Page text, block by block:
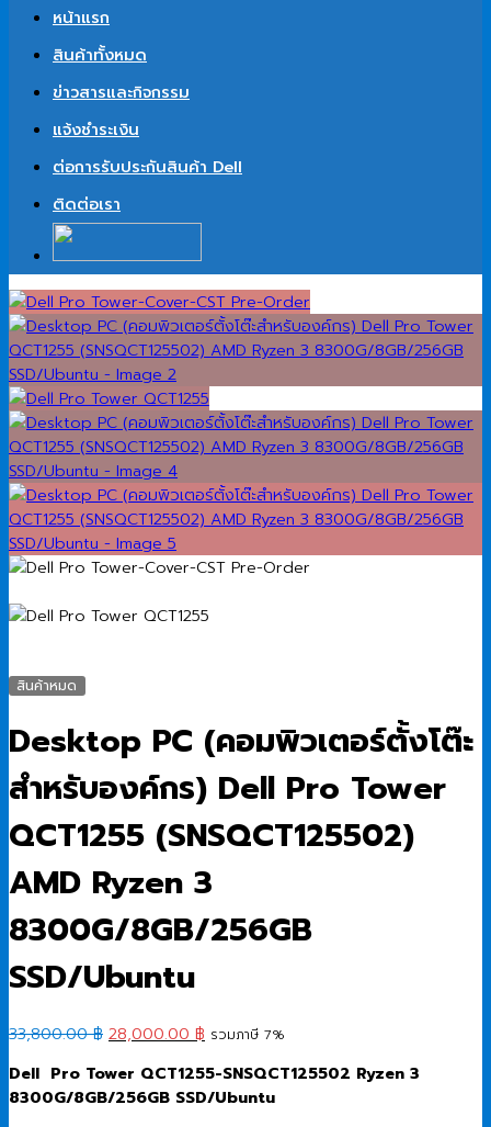
หน้าแรก
สินค้าทั้งหมด
ข่าวสารและกิจกรรม
แจ้งชำระเงิน
ต่อการรับประกันสินค้า Dell
ติดต่อเรา
สินค้าหมด
Desktop PC (คอมพิวเตอร์ตั้งโต๊ะ
สำหรับองค์กร) Dell Pro Tower
QCT1255 (SNSQCT125502)
AMD Ryzen 3
8300G/8GB/256GB
SSD/Ubuntu
33,800.00฿ Original
was:
33,800.00 ฿.
28,000.00 ฿ Current
is:
28,000.00 ฿.
รวมภาษี 7%
Dell Pro Tower QCT1255-SNSQCT125502 Ryzen 3
8300G/8GB/256GB SSD/Ubuntu